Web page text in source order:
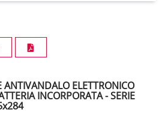
ANTIVANDALO ELETTRONICO
INCORPORATA - SERIE